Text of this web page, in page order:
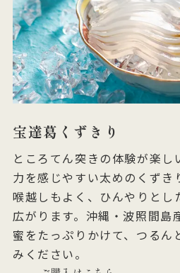
宝達葛くずきり
ところてん突きの体験が楽
力を感じやすい太めのくずき
喉越しもよく、ひんやりとし
広がります。沖縄・波照間島
蜜をたっぷりかけて、つるん
みください。